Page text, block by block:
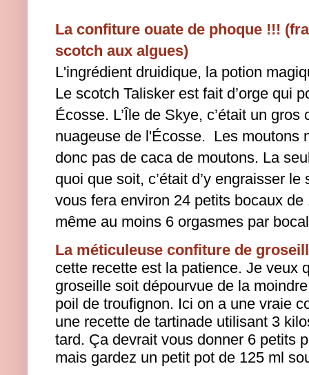
La confiture ouate de phoque !!!
scotch aux algues)
L'ingrédient druidique, la potion
Le scotch Talisker est fait d’orge qui
Écosse. L’Île de Skye, c’était un
nuageuse de l'Écosse. Les moutons
donc pas de caca de moutons. La
quoi que soit, c’était d’y engraisser
vous fera environ 24 petits bocaux
même au moins 6 orgasmes par
La méticuleuse confiture de
cette recette est la patience. Je veux
groseille soit dépourvue de la
poil de troufignon. Ici on a une vraie
une recette de tartinade utilisant 3
tard. Ça devrait vous donner 6 petits
mais gardez un petit pot de 125 ml